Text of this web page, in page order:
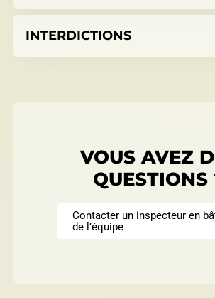
INTERDICTIONS
VOUS AVEZ
QUESTIONS
Contacter un inspecteur en
de l’équipe